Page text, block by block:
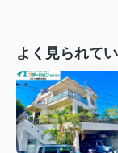
よく見られて